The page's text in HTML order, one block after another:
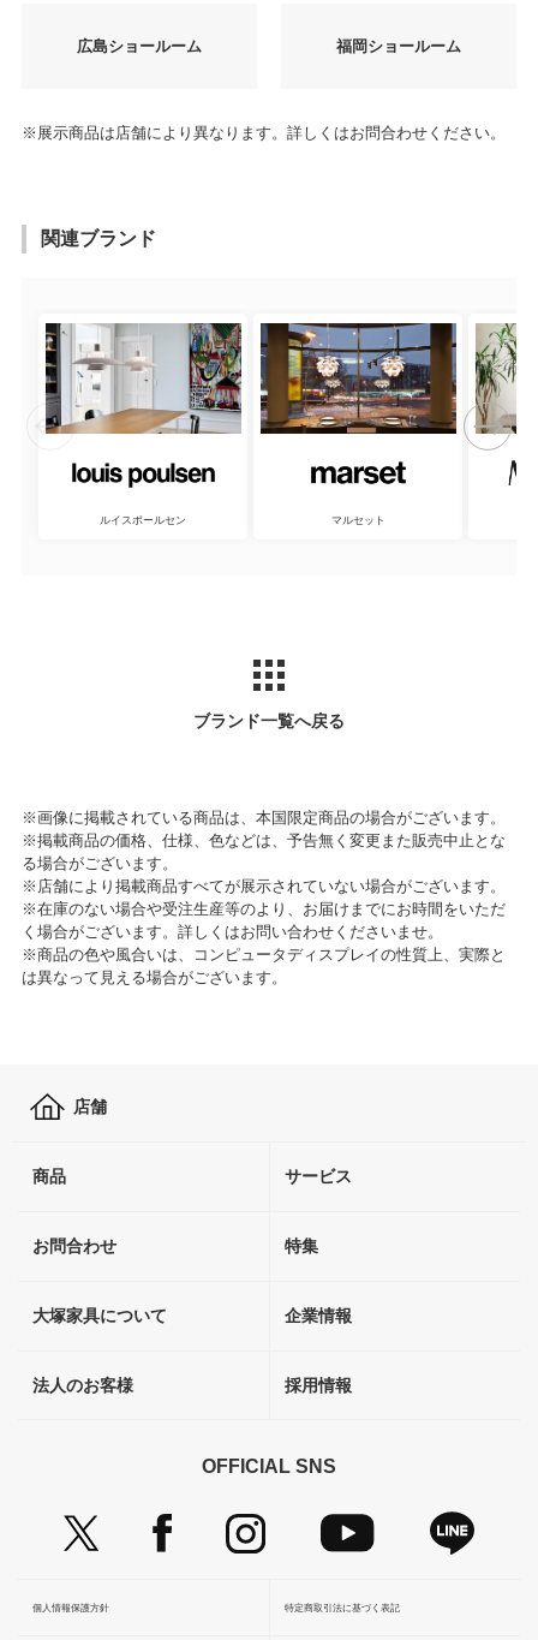
広島ショールーム 福岡ショールーム
※展示商品は店舗により異なります。詳しくはお問合わせください。
関連ブランド
ルイスポールセン マルセット
ブランド一覧へ戻る
※画像に掲載されている商品は、本国限定商品の場合がございます。
※掲載商品の価格、仕様、色などは、予告無く変更また販売中止とな
る場合がございます。
※店舗により掲載商品すべてが展示されていない場合がございます。
※在庫のない場合や受注生産等のより、お届けまでにお時間をいただ
く場合がございます。詳しくはお問い合わせくださいませ。
※商品の色や風合いは、コンピュータディスプレイの性質上、実際と
は異なって見える場合がございます。
店舗
商品 サービス
お問合わせ 特集
大塚家具について 企業情報
法人のお客様 採用情報
OFFICIAL SNS
個人情報保護方針 特定商取引法に基づく表記